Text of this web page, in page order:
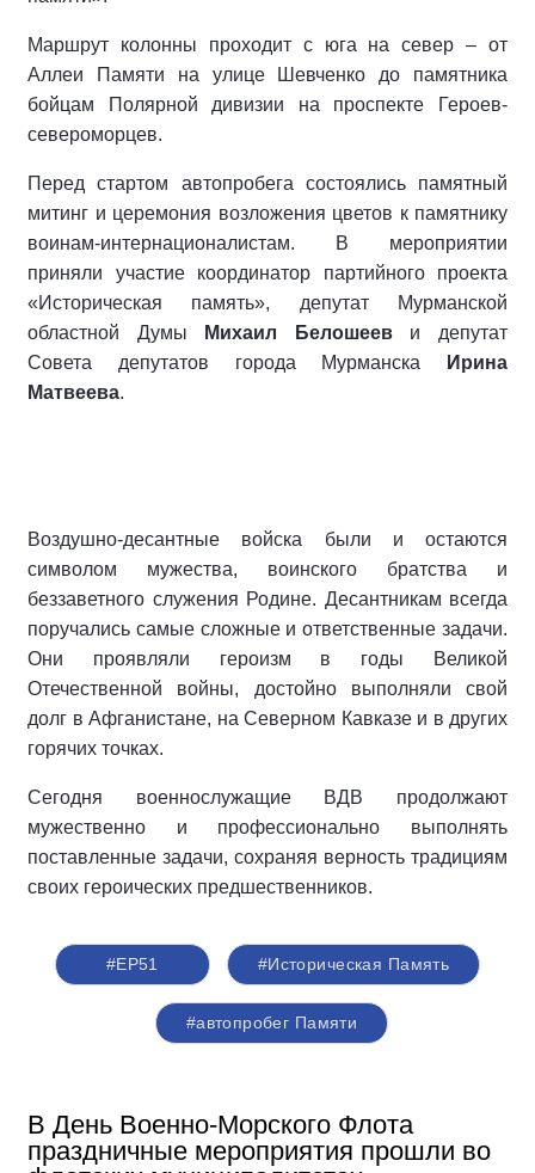
Маршрут колонны проходит с юга на север – от
Аллеи Памяти на улице Шевченко до памятника
бойцам Полярной дивизии на проспекте Героев-
североморцев.
Перед стартом автопробега состоялись памятный
митинг и церемония возложения цветов к памятнику
воинам-интернационалистам. В мероприятии
приняли участие координатор партийного проекта
«Историческая память», депутат Мурманской
областной Думы
Михаил Белошееви депутат
Совета депутатов города Мурманска
Ирина
Матвеева.
Воздушно-десантные войска были и остаются
символом мужества, воинского братства и
беззаветного служения Родине. Десантникам всегда
поручались самые сложные и ответственные задачи.
Они проявляли героизм в годы Великой
Отечественной войны, достойно выполняли свой
долг в Афганистане, на Северном Кавказе и в других
горячих точках.
Сегодня военнослужащие ВДВ продолжают
мужественно и профессионально выполнять
поставленные задачи, сохраняя верность традициям
своих героических предшественников.
#ЕР51 #Историческая Память
#автопробег Памяти
В День Военно-Морского Флота
праздничные мероприятия прошли во